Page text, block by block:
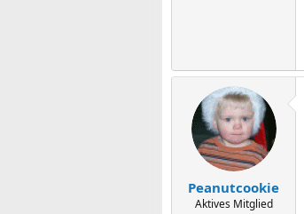
Peanutcookie
Aktives Mitglied